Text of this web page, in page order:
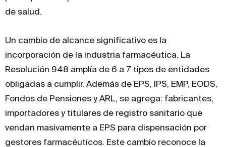
de salud.
Un cambio de alcance significativo es la
incorporación de la industria farmacéutica. La
Resolución 948 amplía de 6 a 7 tipos de entidades
obligadas a cumplir. Además de EPS, IPS, EMP, EODS,
Fondos de Pensiones y ARL, se agrega: fabricantes,
importadores y titulares de registro sanitario que
vendan masivamente a EPS para dispensación por
gestores farmacéuticos. Este cambio reconoce la